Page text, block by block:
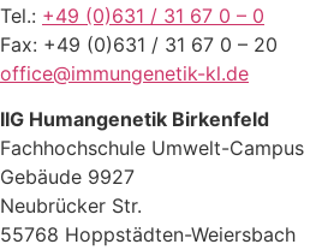
Tel.: +49 (0)631 / 31 67 0 – 0
Fax: +49 (0)631 / 31 67 0 – 20
office@immungenetik-kl.de
IIG Humangenetik Birkenfeld
Fachhochschule Umwelt-Campus
Gebäude 9927
Neubrücker Str.
55768 Hoppstädten-Weiersbach